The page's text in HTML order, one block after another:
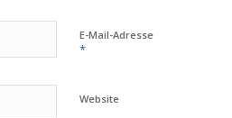
E-Mail-Adresse
*
Website